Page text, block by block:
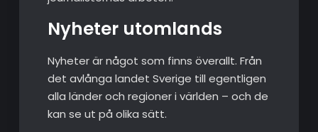
Nyheter utomlands
Nyheter är något som finns överallt. Från
det avlånga landet Sverige till egentligen
alla länder och regioner i världen – och de
kan se ut på olika sätt.